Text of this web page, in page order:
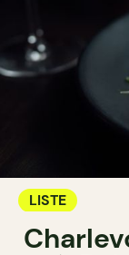
LISTE